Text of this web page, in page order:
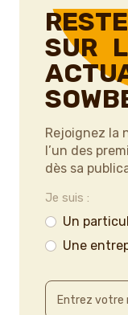
SUR
Rejoignez la
l’un des
dès sa
Je suis :
Un
Une